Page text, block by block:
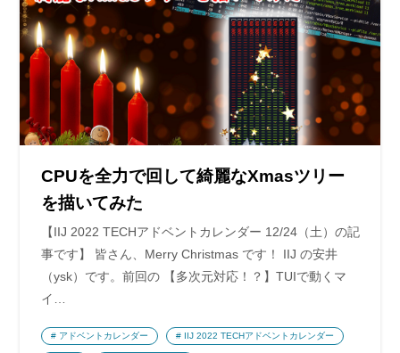
CPUを全力で回して綺麗なXmasツリー
を描いてみた
【IIJ 2022 TECHアドベントカレンダー 12/24（土）の記
事です】 皆さん、Merry Christmas です！ IIJ の安井
（ysk）です。前回の 【多次元対応！？】TUIで動くマ
イ…
アドベントカレンダー IIJ 2022 TECHアドベントカレンダー